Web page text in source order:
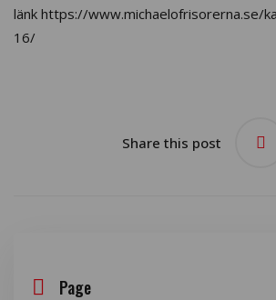
länk https://www.michaelofrisorerna.se/
16/
Share this post
Page